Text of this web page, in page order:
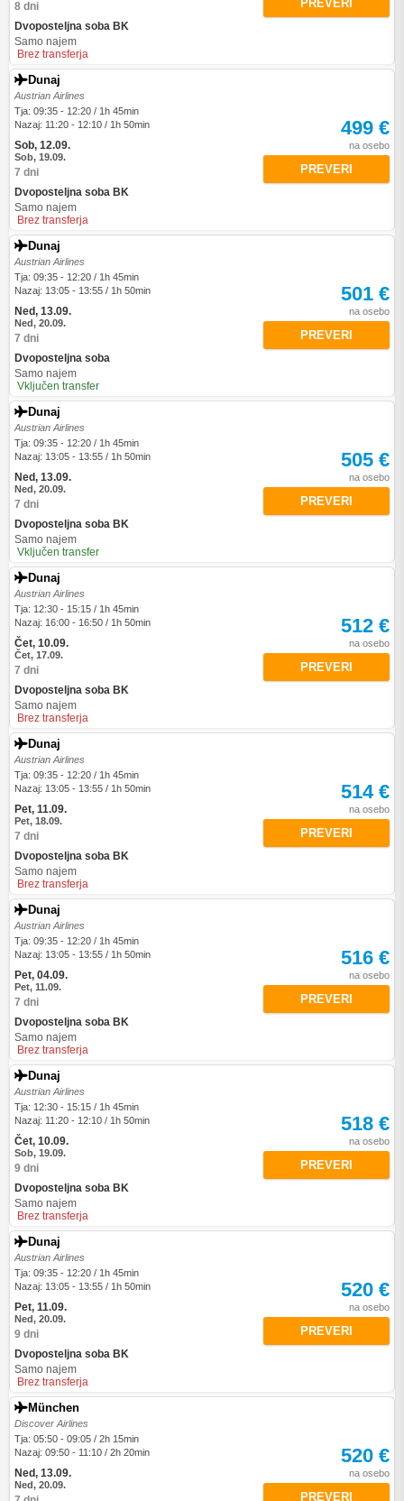
8 dni
Dvoposteljna soba BK
Samo najem
Brez transferja
PREVERI
Dunaj
Austrian Airlines
Tja: 09:35 - 12:20 / 1h 45min
Nazaj: 11:20 - 12:10 / 1h 50min
Sob, 12.09.
Sob, 19.09.
7 dni
Dvoposteljna soba BK
Samo najem
Brez transferja
499 €
na osebo
PREVERI
Dunaj
Austrian Airlines
Tja: 09:35 - 12:20 / 1h 45min
Nazaj: 13:05 - 13:55 / 1h 50min
Ned, 13.09.
Ned, 20.09.
7 dni
Dvoposteljna soba
Samo najem
Vključen transfer
501 €
na osebo
PREVERI
Dunaj
Austrian Airlines
Tja: 09:35 - 12:20 / 1h 45min
Nazaj: 13:05 - 13:55 / 1h 50min
Ned, 13.09.
Ned, 20.09.
7 dni
Dvoposteljna soba BK
Samo najem
Vključen transfer
505 €
na osebo
PREVERI
Dunaj
Austrian Airlines
Tja: 12:30 - 15:15 / 1h 45min
Nazaj: 16:00 - 16:50 / 1h 50min
Čet, 10.09.
Čet, 17.09.
7 dni
Dvoposteljna soba BK
Samo najem
Brez transferja
512 €
na osebo
PREVERI
Dunaj
Austrian Airlines
Tja: 09:35 - 12:20 / 1h 45min
Nazaj: 13:05 - 13:55 / 1h 50min
Pet, 11.09.
Pet, 18.09.
7 dni
Dvoposteljna soba BK
Samo najem
Brez transferja
514 €
na osebo
PREVERI
Dunaj
Austrian Airlines
Tja: 09:35 - 12:20 / 1h 45min
Nazaj: 13:05 - 13:55 / 1h 50min
Pet, 04.09.
Pet, 11.09.
7 dni
Dvoposteljna soba BK
Samo najem
Brez transferja
516 €
na osebo
PREVERI
Dunaj
Austrian Airlines
Tja: 12:30 - 15:15 / 1h 45min
Nazaj: 11:20 - 12:10 / 1h 50min
Čet, 10.09.
Sob, 19.09.
9 dni
Dvoposteljna soba BK
Samo najem
Brez transferja
518 €
na osebo
PREVERI
Dunaj
Austrian Airlines
Tja: 09:35 - 12:20 / 1h 45min
Nazaj: 13:05 - 13:55 / 1h 50min
Pet, 11.09.
Ned, 20.09.
9 dni
Dvoposteljna soba BK
Samo najem
Brez transferja
520 €
na osebo
PREVERI
München
Discover Airlines
Tja: 05:50 - 09:05 / 2h 15min
Nazaj: 09:50 - 11:10 / 2h 20min
Ned, 13.09.
Ned, 20.09.
520 €
na osebo
PREVERI